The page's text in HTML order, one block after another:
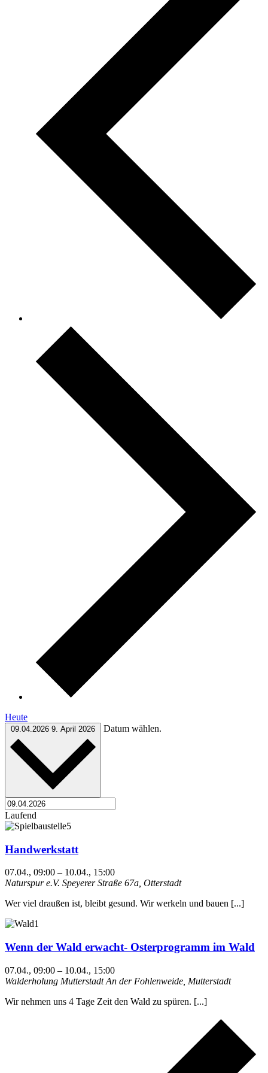
Heute
09.04.2026 9. April 2026 Datum wählen.
Laufend
Handwerkstatt
07.04., 09:00 – 10.04., 15:00
Naturspur e.V. Speyerer Straße 67a, Otterstadt
Wer viel draußen ist, bleibt gesund. Wir werkeln und bauen [...]
Wenn der Wald erwacht- Osterprogramm im Wald
07.04., 09:00 – 10.04., 15:00
Walderholung MutterstadtAn der Fohlenweide, Mutterstadt
Wir nehmen uns 4 Tage Zeit den Wald zu spüren. [...]